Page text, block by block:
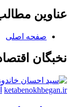
عناوین
صفحه اصلی
نخبگان
ketabenokhbegan.ir